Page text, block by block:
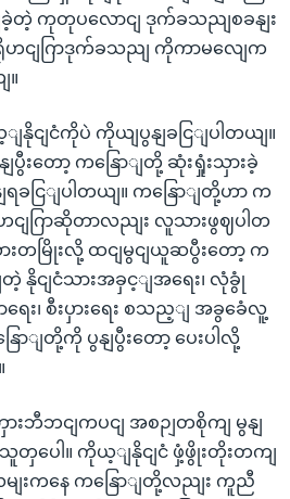
ျခဲ့တဲ့ ကုတုပလောငျ ဒုက်ခသညျစခနျး
ဟငျဂြာဒုက်ခသညျ ကိုကာမလျေက
။
ငျငံကိုပဲ ကိုယျပွနျခငြျပါတယျ။
းတော့ ကနြောျတို့ ဆုံးရှုံးသှားခဲ့
ခငြျပါတယျ။ ကနြောျတို့ဟာ က
ဂြာဆိုတာလညျး လူသားဖွဈပါတ
တမြိုးလို့ ထငျမွငျယူဆပွီးတော့ က
နိုငျငံသားအခှင့ျအရေး၊ လုံခွုံ
ာရေး၊ စီးပှားရေး စသည့ျ အခွခေံလူ့
ျတို့ကို ပွနျပွီးတော့ ပေးပါလို့
းဘီဘငျကပငျ အစဉျတစိုကျ မွနျ
သူတှပေါ။ ကိုယ့ျနိုငျငံ ဖှံ့ဖွိုးတိုးတကျ
းကနေ ကနြောျတို့လညျး ကူညီ